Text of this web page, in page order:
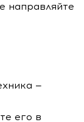
направляйте
—
его в